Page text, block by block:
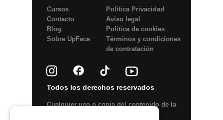
Todos los derechos reservados
Cursos
Contacto
Blog
Sobre UpFace
Política Privacidad
Aviso legal
Política de сookies
Términos y condiciones
de contratación
Сualquier uso o copia del contenido de la